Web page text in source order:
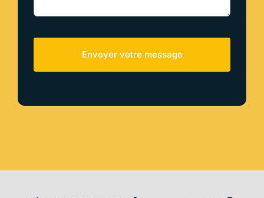
Envoyer votre message